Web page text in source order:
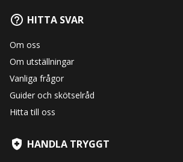
HITTA SVAR
Om oss
Om utställningar
Vanliga frågor
Guider och skötselråd
Hitta till oss
HANDLA TRYGGT